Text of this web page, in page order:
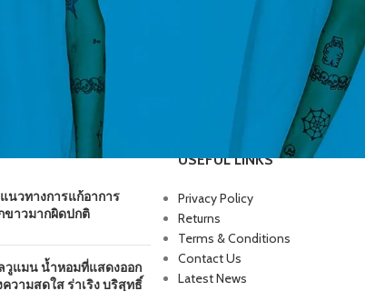
นวทางการแก้อาการ
ขาวมากผิดปกติ
วูแมน น้ำหอมที่แสดงออก
ความสดใส ร่าเริง บริสุทธิ์
USEFUL LINKS
Privacy Policy
Returns
Terms & Conditions
Contact Us
Latest News